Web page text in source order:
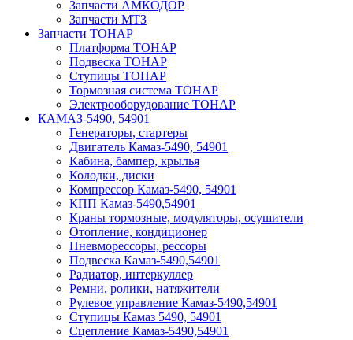
Запчасти АМКОДОР
Запчасти МТЗ
Запчасти ТОНАР
Платформа ТОНАР
Подвеска ТОНАР
Ступицы ТОНАР
Тормозная система ТОНАР
Электрооборудование ТОНАР
КАМАЗ-5490, 54901
Генераторы, стартеры
Двигатель Камаз-5490, 54901
Кабина, бампер, крылья
Колодки, диски
Компрессор Камаз-5490, 54901
КПП Камаз-5490,54901
Краны тормозные, модуляторы, осушители
Отопление, кондиционер
Пневморессоры, рессоры
Подвеска Камаз-5490,54901
Радиатор, интеркуллер
Ремни, ролики, натяжители
Рулевое управление Камаз-5490,54901
Ступицы Камаз 5490, 54901
Сцепление Камаз-5490,54901